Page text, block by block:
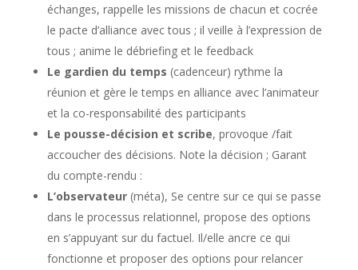
échanges, rappelle les missions de chacun et cocrée
le pacte d’alliance avec tous ; il veille à l’expression de
tous ; anime le débriefing et le feedback
Le gardien du temps (cadenceur) rythme la
réunion et gère le temps en alliance avec l’animateur
et la co-responsabilité des participants
Le pousse-décision et scribe, provoque /fait
accoucher des décisions. Note la décision ; Garant
du compte-rendu :
L’observateur(méta), Se centre sur ce qui se passe
dans le processus relationnel, propose des options
en s’appuyant sur du factuel. Il/elle ancre ce qui
fonctionne et proposer des options pour relancer